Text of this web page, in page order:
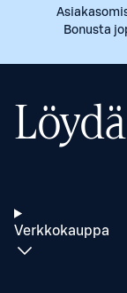
Bonusta
Löydä
Verkkokauppa